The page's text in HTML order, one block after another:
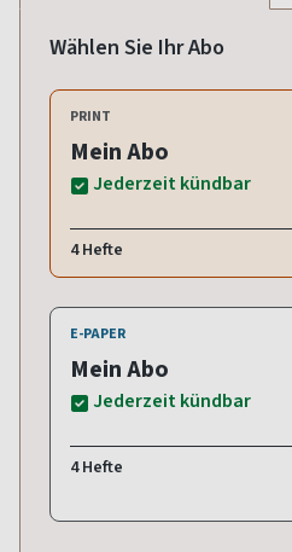
Wählen Sie Ihr Abo
PRINT
Mein Abo
Jederzeit kündbar
4 Hefte
E-PAPER
Mein Abo
Jederzeit kündbar
4 Hefte